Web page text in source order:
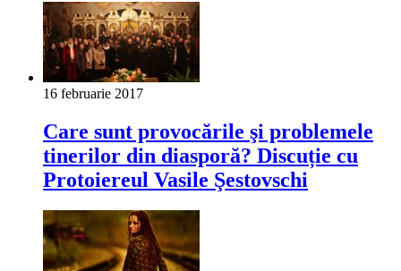
16 februarie 2017
Care sunt provocările şi problemele
tinerilor din diasporă? Discuție cu
Protoiereul Vasile Şestovschi